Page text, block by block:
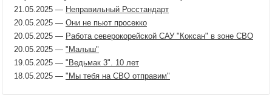
21.05.2025 — Неправильный Росстандарт
20.05.2025 — Они не пьют просекко
20.05.2025 — Работа северокорейской САУ "Коксан" в зоне СВО
20.05.2025 — "Малыш"
19.05.2025 — "Ведьмак 3". 10 лет
18.05.2025 — "Мы тебя на СВО отправим"